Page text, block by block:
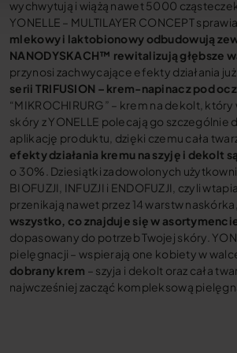
wychwytują i wiążą nawet 5000
YONELLE – MULTILAYER CONCEPT
mlekowy i laktobionowy odbudowują
NANODYSKACH™ rewitalizują głębsze
przynosi zachwycające efekty działania
serii TRIFUSION – krem-napinacz pod
“MIKROCHIRURG” – krem na dekolt,
skóry z YONELLE polecają go
aplikację produktu, dzięki czemu cała
efekty działania kremu na szyję i dekolt
o 30%. Dziesiątki zadowolonych
BIOFUZJI, INFUZJI i ENDOFUZJI, czyli
przenikają nawet przez 14 warstw
wszystko, co znajduje się w
dopasowany do potrzeb Twojej skóry.
pielęgnacji – wspierają one kobiety w
dobrany krem – szyja i dekolt oraz cała
najwcześniej zacząć kompleksową